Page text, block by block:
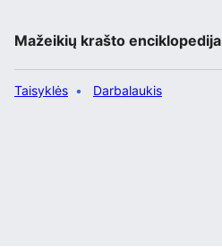
Mažeikių krašto enciklopedija
Taisyklės Darbalaukis